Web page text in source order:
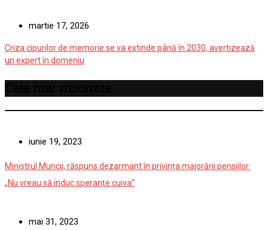
martie 17, 2026
Criza cipurilor de memorie se va extinde până în 2030, avertizează
un expert în domeniu
iunie 19, 2023
Ministrul Muncii, răspuns dezarmant în privința majorării pensiilor:
„Nu vreau să induc speranţe cuiva“
mai 31, 2023